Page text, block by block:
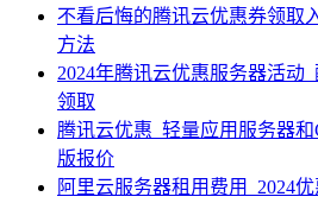
不看后悔的腾讯云优惠券领取
方法
2024年腾讯云优惠服务器活动
领取
腾讯云优惠_轻量应用服务器
版报价
阿里云服务器租用费用_2024